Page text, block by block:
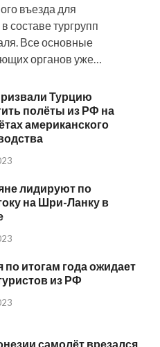
въезда для
составе тургрупп
Все основные
органов уже…
Турцию
полёты из РФ на
американского
лидируют по
на Шри-Ланку в
по итогам года ожидает
из РФ
самолёт врезался